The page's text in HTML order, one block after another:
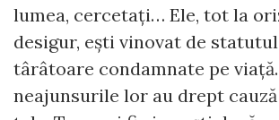
lumea, cercetați… Ele, tot la
desigur, ești vinovat de
târâtoare condamnate pe
neajunsurile lor au drept